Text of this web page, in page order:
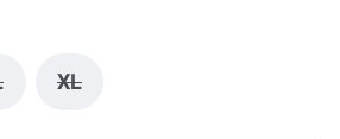
niedostępna.)
jest obecnie niedostępna.)
opcja jest obecnie niedostępna.)
XL(Ta opcja jest obecnie